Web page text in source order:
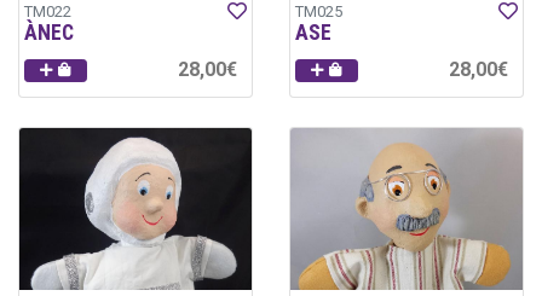
TM022
ÀNEC
28,00€
TM025
ASE
28,00€